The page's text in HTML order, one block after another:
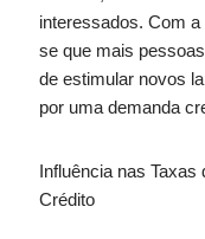
interessados. Com
se que mais
de estimular novos
por uma demanda
Influência nas
Crédito